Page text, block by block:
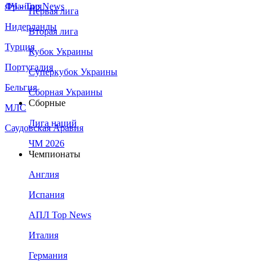
Франция
Нидерланды
Турция
Португалия
Бельгия
МЛС
Саудовская Аравия
ЛЧ - Top News
Первая лига
Вторая лига
Кубок Украины
Суперкубок Украины
Сборная Украины
Сборные
Лига наций
ЧМ 2026
Чемпионаты
Англия
Испания
АПЛ Top News
Италия
Германия